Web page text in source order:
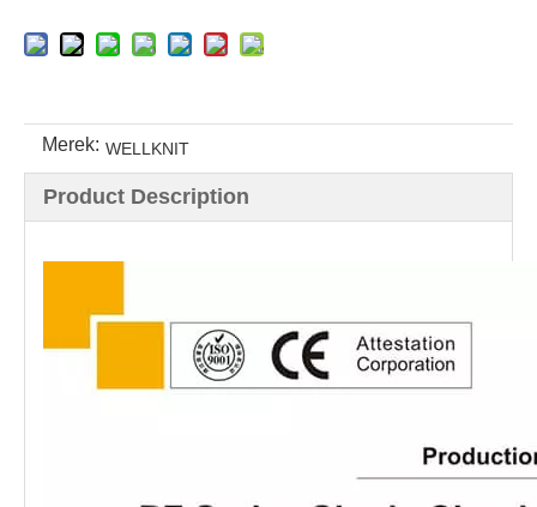
Merek: WELLKNIT
Product Description